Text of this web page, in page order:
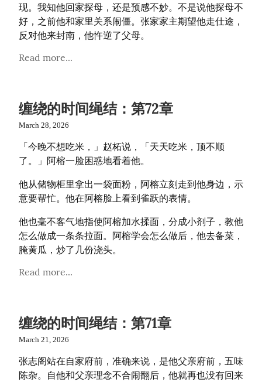
现。我知他回家探母，还是预感不妙。不是说他探母不
好，之前他和家里关系闹僵。张家家主期望他走仕途，
反对他来封南，他忤逆了父母。
Read more...
缠绕的时间绳结：第72章
March 28, 2026
「今晚不想吃米，」赵柘说，「天天吃米，顶不顺
了。」阿榕一脸困惑地看着他。
他从储物柜里拿出一袋面粉，阿榕立刻走到他身边，示
意要帮忙。他在阿榕脸上看到雀跃的表情。
他也毫不客气地指使阿榕加水揉面，分成小剂子，教他
怎么做成一条条拉面。阿榕学会怎么做后，他去备菜，
腌黄瓜，炒了几份浇头。
Read more...
缠绕的时间绳结：第71章
March 21, 2026
张志阁站在自家府前，准确来说，是他父亲府前，五味
陈杂。自他和父亲理念不合闹翻后，他就再也没有回来